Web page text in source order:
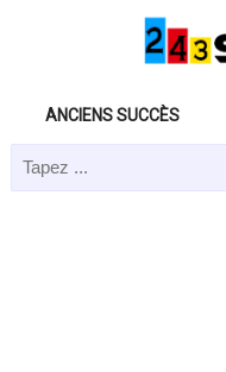
ANCIENS SUCCÈS